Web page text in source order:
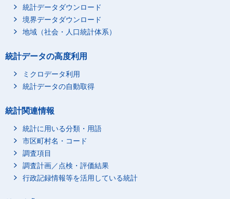
統計データダウンロード
境界データダウンロード
地域（社会・人口統計体系）
統計データの高度利用
ミクロデータ利用
統計データの自動取得
統計関連情報
統計に用いる分類・用語
市区町村名・コード
調査項目
調査計画／点検・評価結果
行政記録情報等を活用している統計